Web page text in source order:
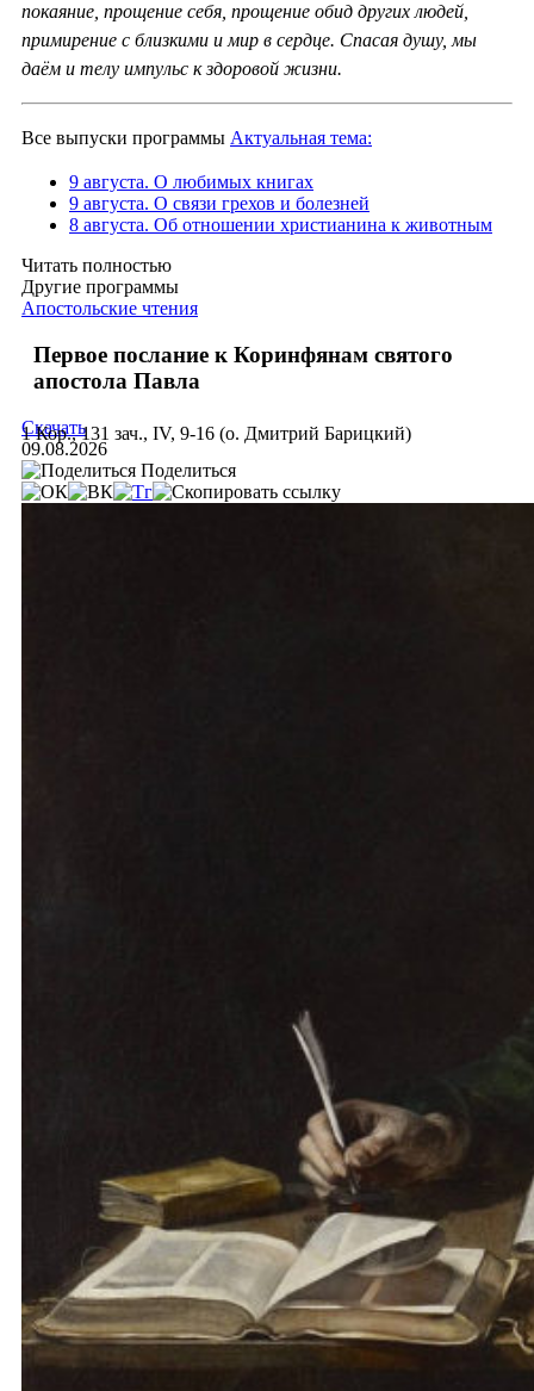
покаяние, прощение себя, прощение обид других людей,
примирение с близкими и мир в сердце. Спасая душу, мы
даём и телу импульс к здоровой жизни.
Все выпуски программы Актуальная тема:
9 августа. О любимых книгах
9 августа. О связи грехов и болезней
8 августа. Об отношении христианина к животным
Читать полностью
Другие программы
Апостольские чтения
Первое послание к Коринфянам святого
апостола Павла
1 Кор., 131 зач., IV, 9-16 (о. Дмитрий Барицкий)
Скачать
09.08.2026
Поделиться